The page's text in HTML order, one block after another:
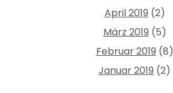
April 2019 (2)
März 2019 (5)
Februar 2019 (8)
Januar 2019 (2)